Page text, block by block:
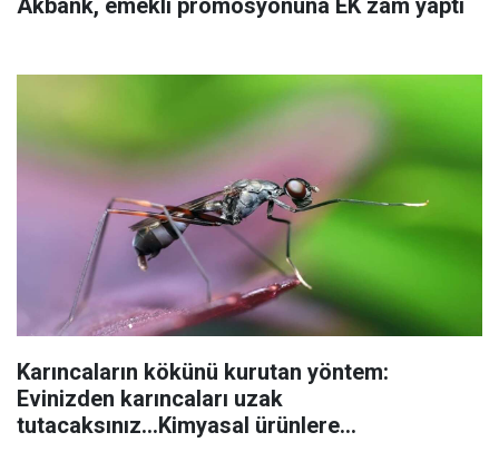
Akbank, emekli promosyonuna EK zam yaptı
Karıncaların kökünü kurutan yöntem:
Evinizden karıncaları uzak
tutacaksınız...Kimyasal ürünlere